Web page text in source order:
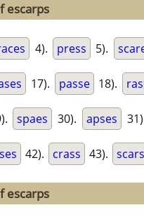
escarps
4). press 5).
17). passe 18).
spaes 30). apses
42). crass 43). scars
escarps